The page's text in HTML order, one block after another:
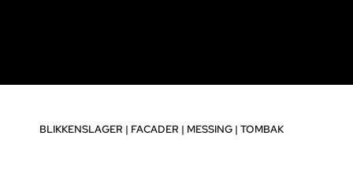
BLIKKENSLAGER | FACADER | MESSING | TOMBAK